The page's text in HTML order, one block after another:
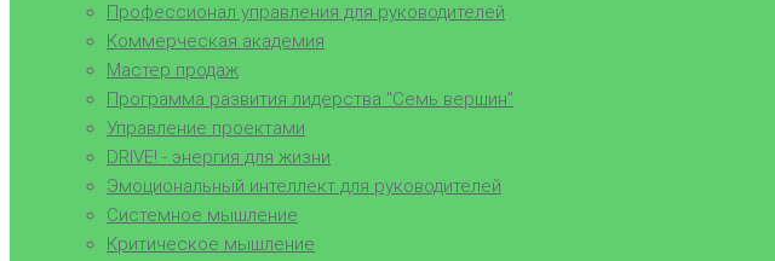
Профессионал управления для руководителей
Коммерческая академия
Мастер продаж
Программа развития лидерства "Семь вершин"
Управление проектами
DRIVE! - энергия для жизни
Эмоциональный интеллект для руководителей
Системное мышление
Критическое мышление